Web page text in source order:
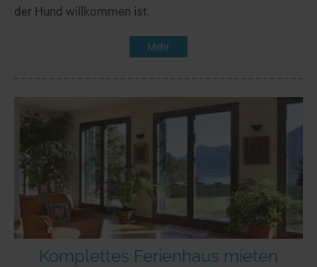
der Hund willkommen ist.
Mehr
Komplettes Ferienhaus mieten